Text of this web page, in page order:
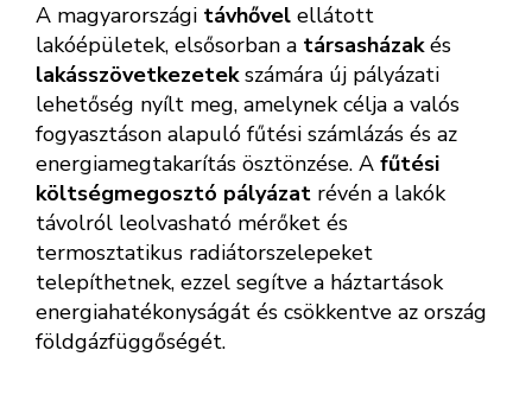
A magyarországi távhővel ellátott
lakóépületek, elsősorban a társasházakés
lakásszövetkezetekszámára új pályázati
lehetőség nyílt meg, amelynek célja a valós
fogyasztáson alapuló fűtési számlázás és az
energiamegtakarítás ösztönzése. A fűtési
költségmegosztó pályázat révén a lakók
távolról leolvasható mérőket és
termosztatikus radiátorszelepeket
telepíthetnek, ezzel segítve a háztartások
energiahatékonyságát és csökkentve az ország
földgázfüggőségét.